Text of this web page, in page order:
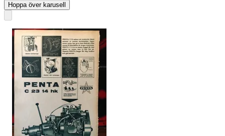
Hoppa över karusell